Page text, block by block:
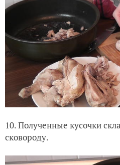
10. Полученные кусочки
сковороду.